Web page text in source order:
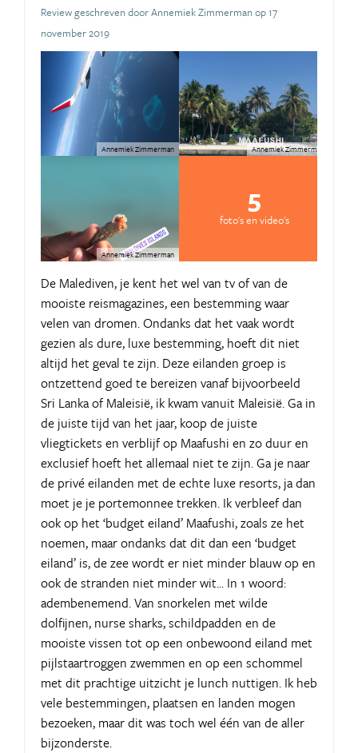
Review geschreven door Annemiek Zimmerman op 17
november 2019
Annemiek Zimmerman Annemiek Zimmerman
Annemiek Zimmerman
5
foto's en video's
De Malediven, je kent het wel van tv of van de
mooiste reismagazines, een bestemming waar
velen van dromen. Ondanks dat het vaak wordt
gezien als dure, luxe bestemming, hoeft dit niet
altijd het geval te zijn. Deze eilanden groep is
ontzettend goed te bereizen vanaf bijvoorbeeld
Sri Lanka of Maleisië, ik kwam vanuit Maleisië. Ga in
de juiste tijd van het jaar, koop de juiste
vliegtickets en verblijf op Maafushi en zo duur en
exclusief hoeft het allemaal niet te zijn. Ga je naar
de privé eilanden met de echte luxe resorts, ja dan
moet je je portemonnee trekken. Ik verbleef dan
ook op het ‘budget eiland’ Maafushi, zoals ze het
noemen, maar ondanks dat dit dan een ‘budget
eiland’ is, de zee wordt er niet minder blauw op en
ook de stranden niet minder wit... In 1 woord:
adembenemend. Van snorkelen met wilde
dolfijnen, nurse sharks, schildpadden en de
mooiste vissen tot op een onbewoond eiland met
pijlstaartroggen zwemmen en op een schommel
met dit prachtige uitzicht je lunch nuttigen. Ik heb
vele bestemmingen, plaatsen en landen mogen
bezoeken, maar dit was toch wel één van de aller
bijzonderste.